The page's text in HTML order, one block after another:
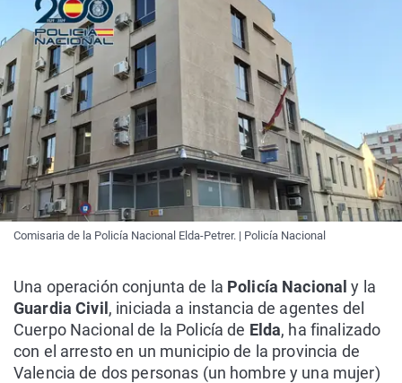
Comisaria de la Policía Nacional Elda-Petrer. | Policía Nacional
Una operación conjunta de la Policía Nacional y la
Guardia Civil , iniciada a instancia de agentes del
Cuerpo Nacional de la Policía de Elda, ha finalizado
con el arresto en un municipio de la provincia de
Valencia de dos personas (un hombre y una mujer)